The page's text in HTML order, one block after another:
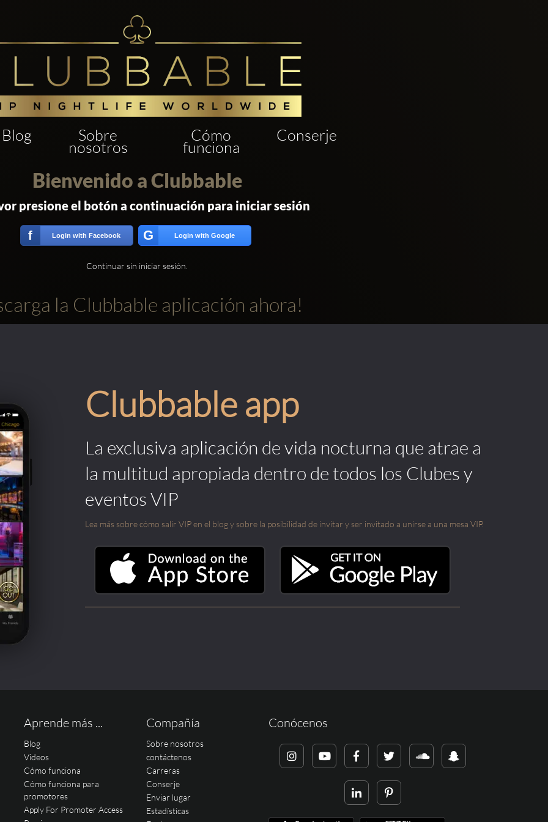
Blog Sobre
nosotros
Cómo
funciona
Conserje
Bienvenido a Clubbable
presione el botón a continuación para iniciar sesión
f Login with Facebook G Login with Google
Continuar sin iniciar sesión.
la Clubbable aplicación ahora!
Clubbable app
La exclusiva aplicación de vida nocturna que atrae a
la multitud apropiada dentro de todos los Clubes y
eventos VIP
Lea más sobre cómo salir VIP en el blog y sobre la posibilidad de invitar y ser invitado a unirse a una mesa VIP.
Aprende más ...
Blog
Videos
Cómo funciona
Cómo funciona para
promotores
Apply For Promoter Access
Compañía
Sobre nosotros
contáctenos
Carreras
Conserje
Enviar lugar
Estadísticas
Conócenos